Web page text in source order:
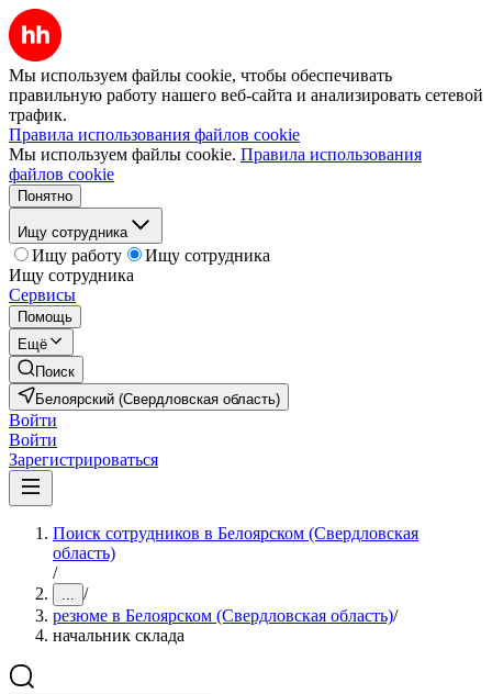
Мы используем файлы cookie, чтобы обеспечивать
правильную работу нашего веб-сайта и анализировать сетевой
трафик.
Правила использования файлов cookie
Мы используем файлы cookie. Правила использования
файлов cookie
Понятно
Ищу сотрудника
Ищу работу
Ищу сотрудника
Ищу сотрудника
Сервисы
Помощь
Ещё
Поиск
Белоярский (Свердловская область)
Войти
Войти
Зарегистрироваться
Поиск сотрудников в Белоярском (Свердловская
область)
/
... /
резюме в Белоярском (Свердловская область)/
начальник склада